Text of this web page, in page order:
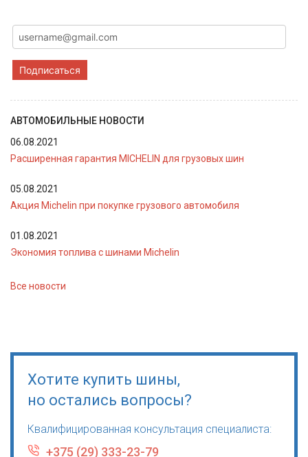
Подписаться
АВТОМОБИЛЬНЫЕ НОВОСТИ
06.08.2021
Расширенная гарантия MICHELIN для грузовых шин
05.08.2021
Акция Michelin при покупке грузового автомобиля
01.08.2021
Экономия топлива с шинами Michelin
Все новости
Хотите купить шины,
но остались вопросы?
Квалифицированная консультация специалиста:
+375 (29) 333-23-79